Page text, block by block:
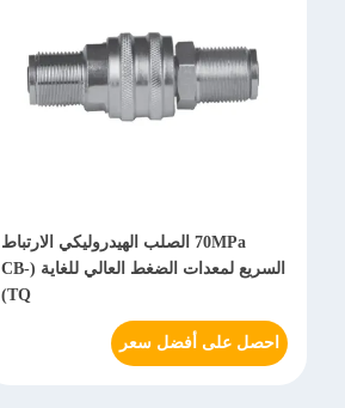
70MPa الصلب الهيدروليكي الارتباط
السريع لمعدات الضغط العالي للغاية (CB-
TQ)
احصل على أفضل سعر